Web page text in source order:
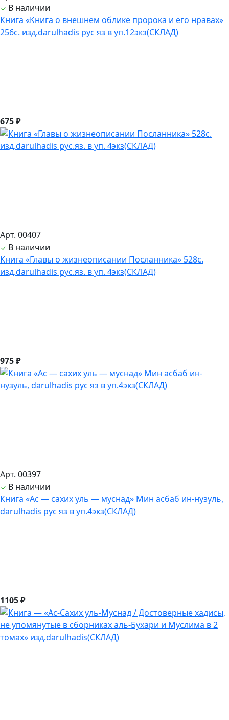
В наличии
Книга «Книга о внешнем облике пророка и его нравах»
256с. изд.darulhadis рус яз в уп.12экз(СКЛАД)
675 ₽
Арт. 00407
В наличии
Книга «Главы о жизнеописании Посланника» 528с.
изд.darulhadis рус.яз. в уп. 4экз(СКЛАД)
975 ₽
Арт. 00397
В наличии
Книга «Ас — сахих уль — муснад» Мин асбаб ин-нузуль,
darulhadis рус яз в уп.4экз(СКЛАД)
1105 ₽